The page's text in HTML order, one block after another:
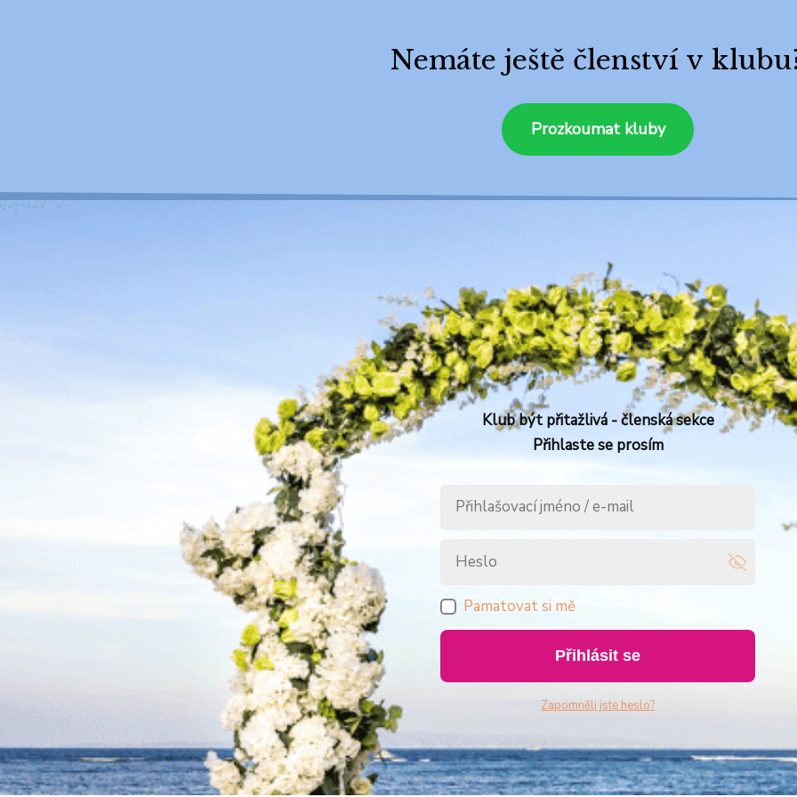
Nemáte ještě členství v
Prozkoumat kluby
Klub být přitažlivá - členská sekce
Přihlaste se prosím
Pamatovat si mě
Přihlásit se
Zapomněli jste heslo?